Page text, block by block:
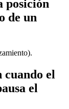
posición
de un
cuando el
el